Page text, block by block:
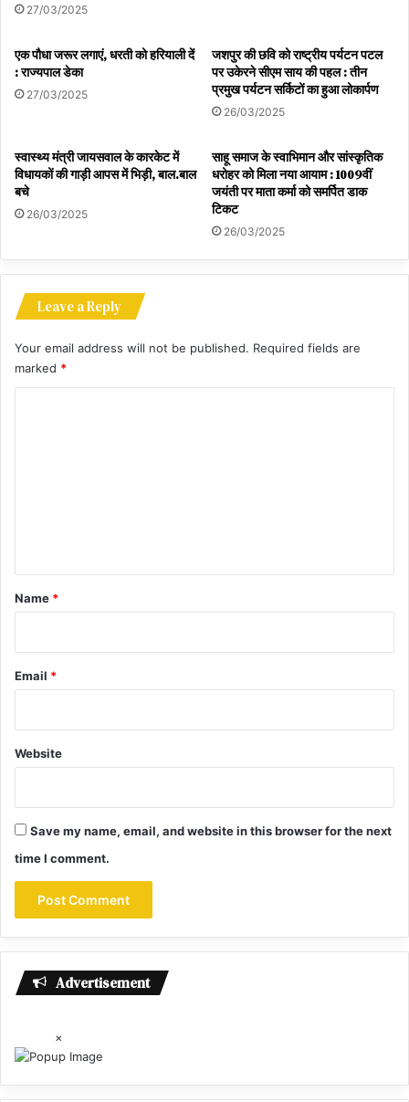
27/03/2025
एक पौधा जरूर लगाएं, धरती को हरियाली दें
: राज्यपाल डेका
27/03/2025
जशपुर की छवि को राष्ट्रीय पर्यटन पटल
पर उकेरने सीएम साय की पहल : तीन
प्रमुख पर्यटन सर्किटों का हुआ लोकार्पण
26/03/2025
स्वास्थ्य मंत्री जायसवाल के कारकेट में
विधायकों की गाड़ी आपस में भिड़ी, बाल.बाल
बचे
26/03/2025
साहू समाज के स्वाभिमान और सांस्कृतिक
धरोहर को मिला नया आयाम : 1009वीं
जयंती पर माता कर्मा को समर्पित डाक
टिकट
26/03/2025
Leave a Reply
Your email address will not be published. Required fields are
marked *
*
Name *
Email *
Website
Save my name, email, and website in this browser for the next
time I comment.
Advertisement
×